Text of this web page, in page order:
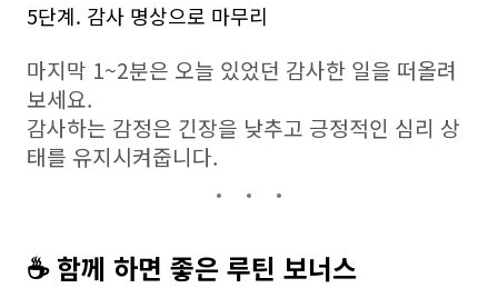
5단계. 감사 명상으로 마무리
마지막 1~2분은 오늘 있었던 감사한 일을 떠올려
보세요.
감사하는 감정은 긴장을 낮추고 긍정적인 심리 상
태를 유지시켜줍니다.
☕ 함께 하면 좋은 루틴 보너스